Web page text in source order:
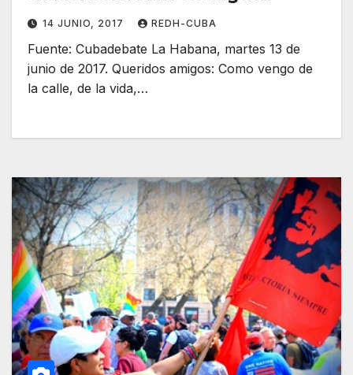
14 JUNIO, 2017 REDH-CUBA
Fuente: Cubadebate La Habana, martes 13 de
junio de 2017. Queridos amigos: Como vengo de
la calle, de la vida,…